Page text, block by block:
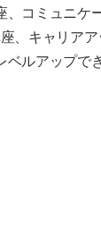
コミュニケ
、キャリア
ルアップで